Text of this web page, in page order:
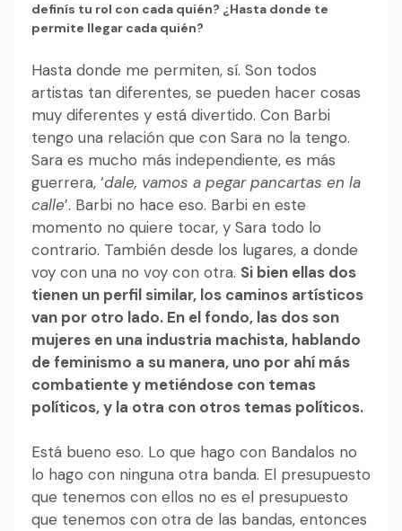
definís tu rol con cada quién? ¿Hasta donde te
permite llegar cada quién?
Hasta donde me permiten, sí. Son todos
artistas tan diferentes, se pueden hacer cosas
muy diferentes y está divertido. Con Barbi
tengo una relación que con Sara no la tengo.
Sara es mucho más independiente, es más
guerrera, ‘dale, vamos a pegar pancartas en la
calle’. Barbi no hace eso. Barbi en este
momento no quiere tocar, y Sara todo lo
contrario. También desde los lugares, a donde
voy con una no voy con otra. Si bien ellas dos
tienen un perfil similar, los caminos artísticos
van por otro lado. En el fondo, las dos son
mujeres en una industria machista, hablando
de feminismo a su manera, uno por ahí más
combatiente y metiéndose con temas
políticos, y la otra con otros temas políticos.
Está bueno eso. Lo que hago con Bandalos no
lo hago con ninguna otra banda. El presupuesto
que tenemos con ellos no es el presupuesto
que tenemos con otra de las bandas, entonces